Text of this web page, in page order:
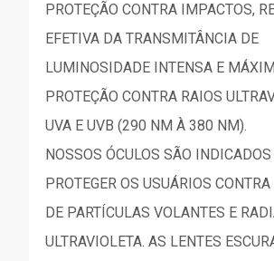
PROTEÇÃO CONTRA IMPACTOS,
EFETIVA DA TRANSMITÂNCIA DE
LUMINOSIDADE INTENSA E
PROTEÇÃO CONTRA RAIOS
UVA E UVB (290 NM À 380 NM).
NOSSOS ÓCULOS SÃO
PROTEGER OS USUÁRIOS
DE PARTÍCULAS VOLANTES E
ULTRAVIOLETA. AS LENTES